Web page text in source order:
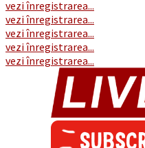
vezi înregistrarea...
vezi înregistrarea...
vezi înregistrarea...
vezi înregistrarea...
vezi înregistrarea...